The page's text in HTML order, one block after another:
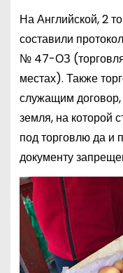
На Английской, 2
составили
№ 47-ОЗ (торговля
местах). Также
служащим договор,
земля, на которой
под торговлю да и
документу